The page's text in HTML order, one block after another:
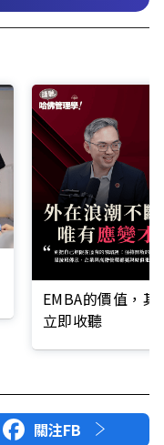
EMBA的價值，
立即收聽
關注FB